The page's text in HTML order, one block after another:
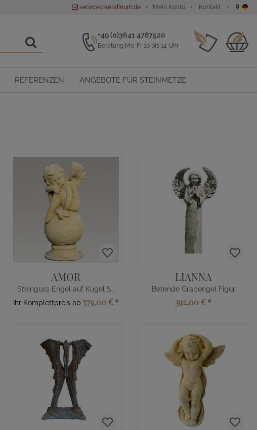
service@serafinum.de Mein Konto Kontakt
+49 (0)3641 4787520
Beratung Mo-Fr 10 bis 14 Uhr
REFERENZEN ANGEBOTE FÜR STEINMETZE
AMOR
Steinguss Engel auf Kugel Statue
Ihr Komplettpreis ab 579,00 € *
LIANNA
Betende Grabengel Figur
392,00 € *